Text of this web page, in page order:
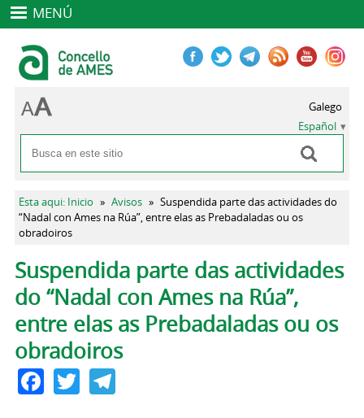
MENÚ
Formulario de búsqueda
Buscar
Galego
Español
Se encuentra usted aquí
Esta aqui: Inicio » Avisos » Suspendida parte das actividades do
“Nadal con Ames na Rúa”, entre elas as Prebadaladas ou os
obradoiros
Solapas principales
Suspendida parte das actividades
do “Nadal con Ames na Rúa”,
entre elas as Prebadaladas ou os
obradoiros
Facebook
TwitterTelegram